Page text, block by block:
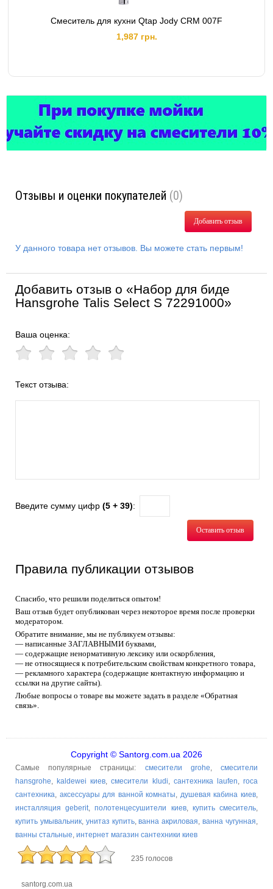
Смеситель для кухни Qtap Jody СRM 007F
1,987 грн.
Отзывы и оценки покупателей (0)
Добавить отзыв
У данного товара нет отзывов. Вы можете стать первым!
Добавить отзыв о «Набор для биде
Hansgrohe Talis Select S 72291000»
Ваша оценка:
Текст отзыва:
Введите сумму цифр (5 + 39):
Оставить отзыв
Правила публикации отзывов
Спасибо, что решили поделиться опытом!
Ваш отзыв будет опубликован через некоторое время после проверки
модератором.
Обратите внимание, мы не публикуем отзывы:
— написанные ЗАГЛАВНЫМИ буквами,
— содержащие ненормативную лексику или оскорбления,
— не относящиеся к потребительским свойствам конкретного товара,
— рекламного характера (содержащие контактную информацию и
ссылки на другие сайты).
Любые вопросы о товаре вы можете задать в разделе «Обратная
связь».
Copyright © Santorg.com.ua 2026
Самые популярные страницы: смесители grohe,смесители
hansgrohe, kaldewei киев,смесители kludi, сантехника laufen,roca
сантехника, аксессуары для ванной комнаты, душевая кабина киев,
инсталляция geberit,полотенцесушители киев, купить смеситель,
купить умывальник, унитаз купить,ванна акриловая,ванна чугунная,
ванны стальные, интернет магазин сантехники киев
235 голосов
santorg.com.ua